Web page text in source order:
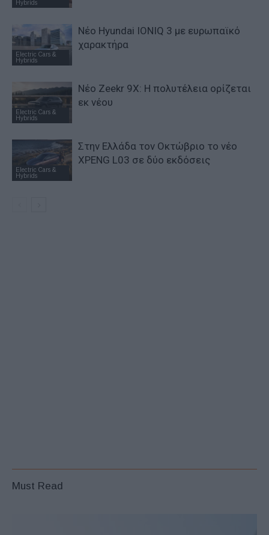
Hybrids
Electric Cars &
Hybrids
Νέο Hyundai IONIQ 3 με ευρωπαϊκό
χαρακτήρα
Electric Cars &
Hybrids
Νέο Zeekr 9X: Η πολυτέλεια ορίζεται
εκ νέου
Electric Cars &
Hybrids
Στην Ελλάδα τον Οκτώβριο το νέο
XPENG L03 σε δύο εκδόσεις
Must Read